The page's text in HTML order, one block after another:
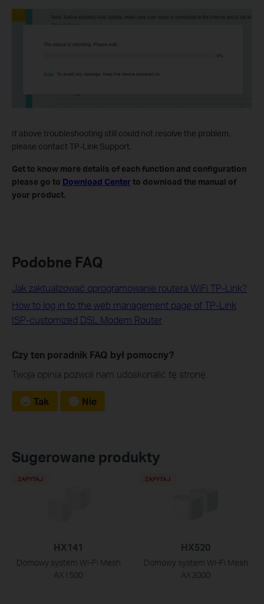
If above troubleshooting still could not resolve the problem,
please contact TP-Link Support.
Get to know more details of each function and configuration
please go to Download Center to download the manual of
your product.
Podobne FAQ
Jak zaktualizować oprogramowanie routera WiFi TP-Link?
How to log in to the web management page of TP-Link
ISP-customized DSL Modem Router
Czy ten poradnik FAQ był pomocny?
Twoja opinia pozwoli nam udoskonalić tę stronę.
Tak Nie
Sugerowane produkty
HX141
Domowy system Wi-Fi Mesh
AX1500
ZAPYTAJ
HX520
Domowy system Wi-Fi Mesh
AX3000
ZAPYTAJ